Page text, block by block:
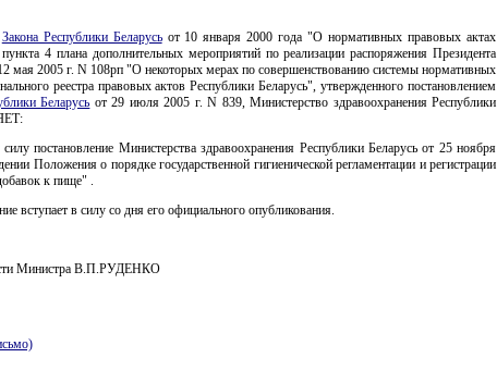
Закона Республики Беларусьот 10 января 2000 года "О нормативных правовых актах
4 плана дополнительных мероприятий по реализации распоряжения Президента
мая 2005 г. N 108рп "О некоторых мерах по совершенствованию системы нормативных
реестра правовых актов Республики Беларусь", утвержденного постановлением
Беларусь от 29 июля 2005 г. N 839, Министерство здравоохранения Республики
постановление Министерства здравоохранения Республики Беларусь от 25 ноября
Положения о порядке государственной гигиенической регламентации и регистрации
к пище" .
вступает в силу со дня его официального опубликования.
Министра В.П.РУДЕНКО